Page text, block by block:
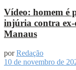
Vídeo: homem é
injúria contra ex-
Manaus
por Redação
10 de novembro de